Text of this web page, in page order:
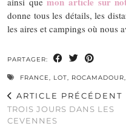
donne tous les détails, les
les aires et campings où nous
PARTAGER:
FRANCE, LOT, ROCAMADOUR,
ARTICLE PRÉCÉDENT
TROIS JOURS DANS LES
CEVENNES